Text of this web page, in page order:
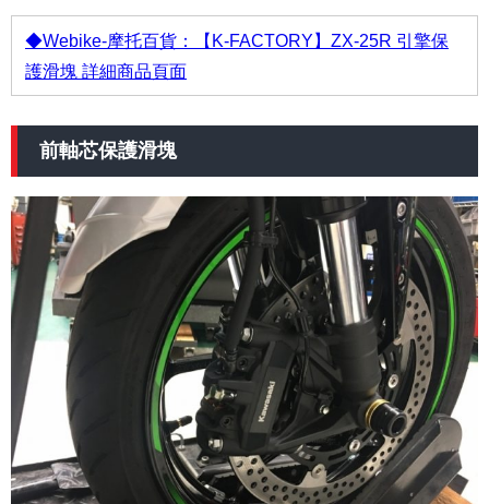
◆Webike-摩托百貨：【K-FACTORY】ZX-25R 引擎保
護滑塊 詳細商品頁面
前軸芯保護滑塊